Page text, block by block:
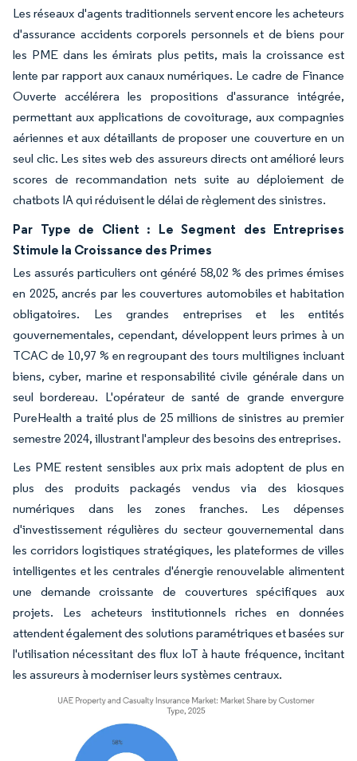
Les réseaux d'agents traditionnels servent encore les acheteurs
d'assurance accidents corporels personnels et de biens pour
les PME dans les émirats plus petits, mais la croissance est
lente par rapport aux canaux numériques. Le cadre de Finance
Ouverte accélérera les propositions d'assurance intégrée,
permettant aux applications de covoiturage, aux compagnies
aériennes et aux détaillants de proposer une couverture en un
seul clic. Les sites web des assureurs directs ont amélioré leurs
scores de recommandation nets suite au déploiement de
chatbots IA qui réduisent le délai de règlement des sinistres.
Par Type de Client : Le Segment des Entreprises
Stimule la Croissance des Primes
Les assurés particuliers ont généré 58,02 % des primes émises
en 2025, ancrés par les couvertures automobiles et habitation
obligatoires. Les grandes entreprises et les entités
gouvernementales, cependant, développent leurs primes à un
TCAC de 10,97 % en regroupant des tours multilignes incluant
biens, cyber, marine et responsabilité civile générale dans un
seul bordereau. L'opérateur de santé de grande envergure
PureHealth a traité plus de 25 millions de sinistres au premier
semestre 2024, illustrant l'ampleur des besoins des entreprises.
Les PME restent sensibles aux prix mais adoptent de plus en
plus des produits packagés vendus via des kiosques
numériques dans les zones franches. Les dépenses
d'investissement régulières du secteur gouvernemental dans
les corridors logistiques stratégiques, les plateformes de villes
intelligentes et les centrales d'énergie renouvelable alimentent
une demande croissante de couvertures spécifiques aux
projets. Les acheteurs institutionnels riches en données
attendent également des solutions paramétriques et basées sur
l'utilisation nécessitant des flux IoT à haute fréquence, incitant
les assureurs à moderniser leurs systèmes centraux.